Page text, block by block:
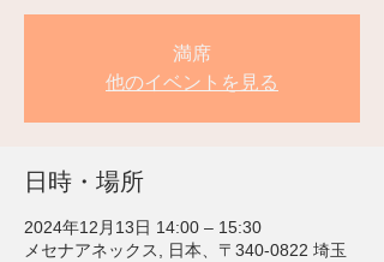
満席
他のイベントを見る
日時・場所
2024年12月13日 14:00 – 15:30
メセナアネックス, 日本、〒340-0822 埼玉